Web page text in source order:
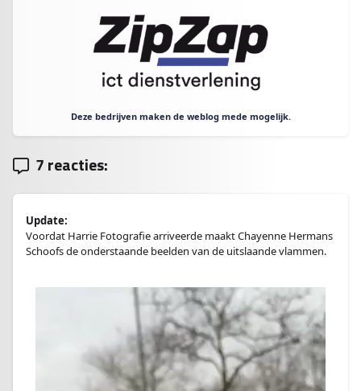
Deze bedrijven maken de weblog mede mogelijk.
7 reacties:
Update:
Voordat Harrie Fotografie arriveerde maakt Chayenne Hermans
Schoofs de onderstaande beelden van de uitslaande vlammen.
Videospeler